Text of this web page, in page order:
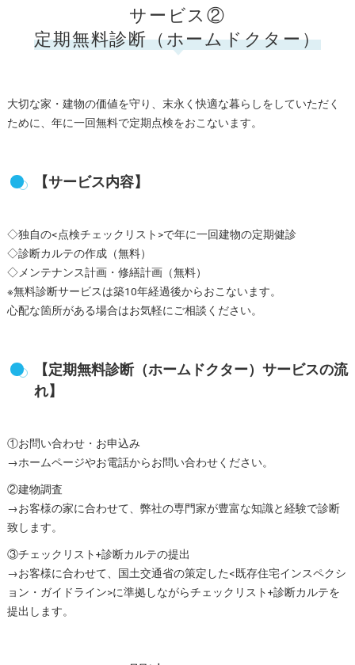
サービス②
定期無料診断（ホームドクター）
大切な家・建物の価値を守り、末永く快適な暮らしをしていただく
ために、年に一回無料で定期点検をおこないます。
【サービス内容】
◇独自の<点検チェックリスト>で年に一回建物の定期健診
◇診断カルテの作成（無料）
◇メンテナンス計画・修繕計画（無料）
※無料診断サービスは築10年経過後からおこないます。
心配な箇所がある場合はお気軽にご相談ください。
【定期無料診断（ホームドクター）サービスの流
れ】
①お問い合わせ・お申込み
→ホームページやお電話からお問い合わせください。
②建物調査
→お客様の家に合わせて、弊社の専門家が豊富な知識と経験で診断
致します。
③チェックリスト+診断カルテの提出
→お客様に合わせて、国土交通省の策定した<既存住宅インスペクシ
ョン・ガイドライン>に準拠しながらチェックリスト+診断カルテを
提出します。